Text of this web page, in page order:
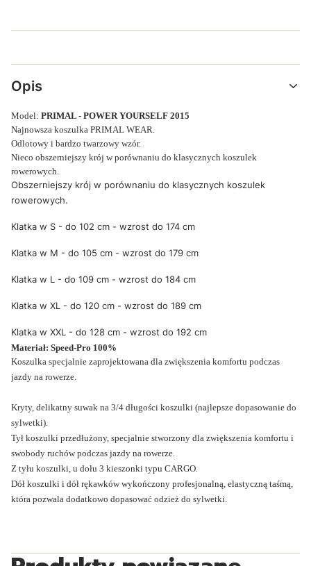
Opis
Model: PRIMAL - POWER YOURSELF 2015
Najnowsza koszulka PRIMAL WEAR.
Odlotowy i bardzo twarzowy wzór.
Nieco obszerniejszy krój w porównaniu do klasycznych koszulek
rowerowych.
Obszerniejszy krój w porównaniu do klasycznych koszulek
rowerowych.
Klatka w S - do 102 cm - wzrost do 174 cm
Klatka w M - do 105 cm - wzrost do 179 cm
Klatka w L - do 109 cm - wzrost do 184 cm
Klatka w XL - do 120 cm - wzrost do 189 cm
Klatka w XXL - do 128 cm - wzrost do 192 cm
Materiał: Speed-Pro 100%
Koszulka specjalnie zaprojektowana dla zwiększenia komfortu podczas
jazdy na rowerze.
Kryty, delikatny suwak na 3/4 długości koszulki (najlepsze dopasowanie do
sylwetki).
Tył koszulki przedłużony, specjalnie stworzony dla zwiększenia komfortu i
swobody ruchów podczas jazdy na rowerze.
Z tyłu koszulki, u dołu 3 kieszonki typu CARGO.
Dół koszulki i dół rękawków wykończony profesjonalną, elastyczną taśmą,
która pozwala dodatkowo dopasować odzież do sylwetki.